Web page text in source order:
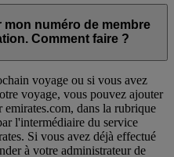
numéro de membre
Comment faire ?
voyage ou si vous avez
voyage, vous pouvez ajouter
dans la rubrique
l'intermédiaire du service
Si vous avez déjà effectué
à votre administrateur de